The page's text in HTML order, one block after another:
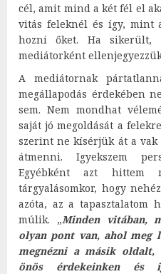
cél, amit mind a két fél el
vitás feleknél és így, mint
hozni őket. Ha sikerült,
mediátorként
A mediátornak
megállapodás érdekében
sem. Nem mondhat
saját jó megoldását a
szerint ne kísérjük át a
átmenni. Igyekszem
Egyébként azt hittem
tárgyalásomkor, hogy
azóta, az a tapasztalatom
múlik. „Minden vitában,
olyan pont van, ahol meg
megnézni a másik
önös érdekeinken és